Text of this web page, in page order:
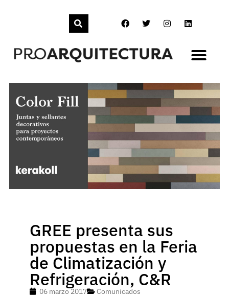
GREE presenta sus
propuestas en la Feria
de Climatización y
Refrigeración, C&R
06 marzo 2017 Comunicados